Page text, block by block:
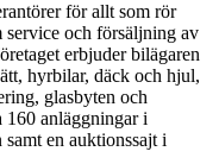
för allt som rör
service och försäljning av
erbjuder bilägaren
hyrbilar, däck och hjul,
glasbyten och
anläggningar i
en auktionssajt i